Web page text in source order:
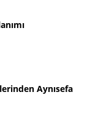
Aynısefa